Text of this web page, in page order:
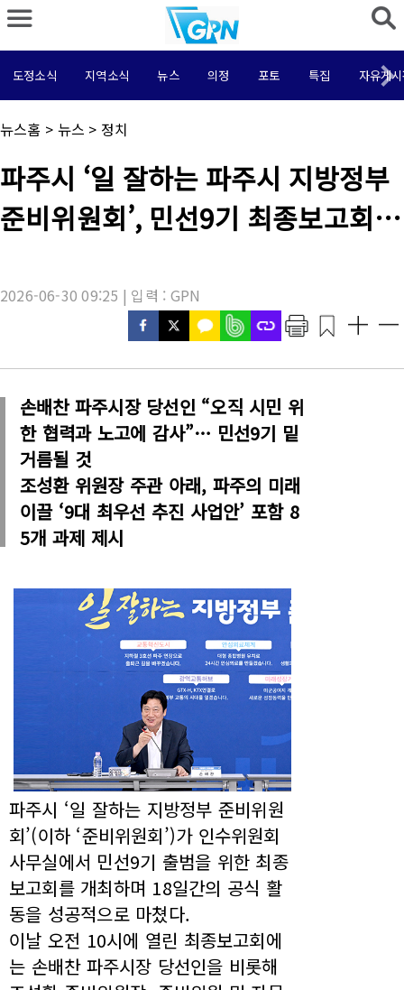
도정소식 지역소식 뉴스 의정 포토 특집 자유게
채
널
:
뉴스홈 > 뉴스 > 정치
기
사
목
파주시 ‘일 잘하는 파주시 지방정부
준비위원회’, 민선9기 최종보고회
2026-06-30 09:25 | 입력 : GPN
손배찬 파주시장 당선인 “오직 시민 위
한 협력과 노고에 감사”… 민선9기 밑
거름될 것
조성환 위원장 주관 아래, 파주의 미래
이끌 ‘9대 최우선 추진 사업안’ 포함 8
5개 과제 제시
파주시 ‘일 잘하는 지방정부 준비위원
회’(이하 ‘준비위원회’)가 인수위원회
사무실에서 민선9기 출범을 위한 최종
보고회를 개최하며 18일간의 공식 활
동을 성공적으로 마쳤다.
이날 오전 10시에 열린 최종보고회에
는 손배찬 파주시장 당선인을 비롯해